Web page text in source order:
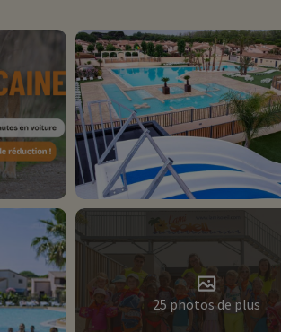
25 photos de plus